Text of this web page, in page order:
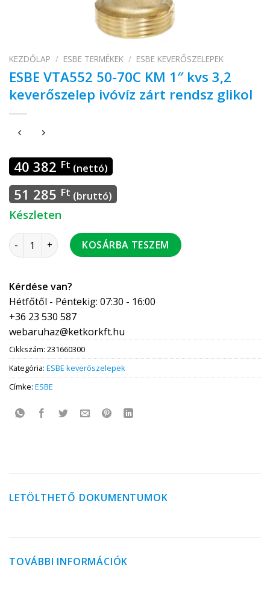
KEZDŐLAP / ESBE TERMÉKEK / ESBE KEVERŐSZELEPEK
ESBE VTA552 50-70C KM 1″ kvs 3,2
keverőszelep ivóvíz zárt rendsz glikol
40 382 Ft (nettó)
51 285 Ft (bruttó)
Készleten
ESBE VTA552 50-70C KM 1" kvs 3,2 keverőszelep ivóvíz zárt
KOSÁRBA TESZEM
Kérdése van?
Hétfőtől - Péntekig: 07:30 - 16:00
+36 23 530 587
webaruhaz@ketkorkft.hu
Cikkszám: 231660300
Kategória: ESBE keverőszelepek
Címke: ESBE
LETÖLTHETŐ DOKUMENTUMOK
TOVÁBBI INFORMÁCIÓK